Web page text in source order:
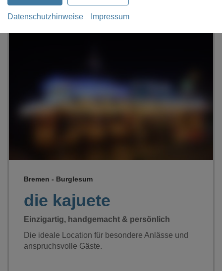
Datenschutzhinweise Impressum
die kajuete
die kajuete
Bremen - Burglesum
Einzigartig, handgemacht & persönlich
Die ideale Location für besondere Anlässe und
anspruchsvolle Gäste.